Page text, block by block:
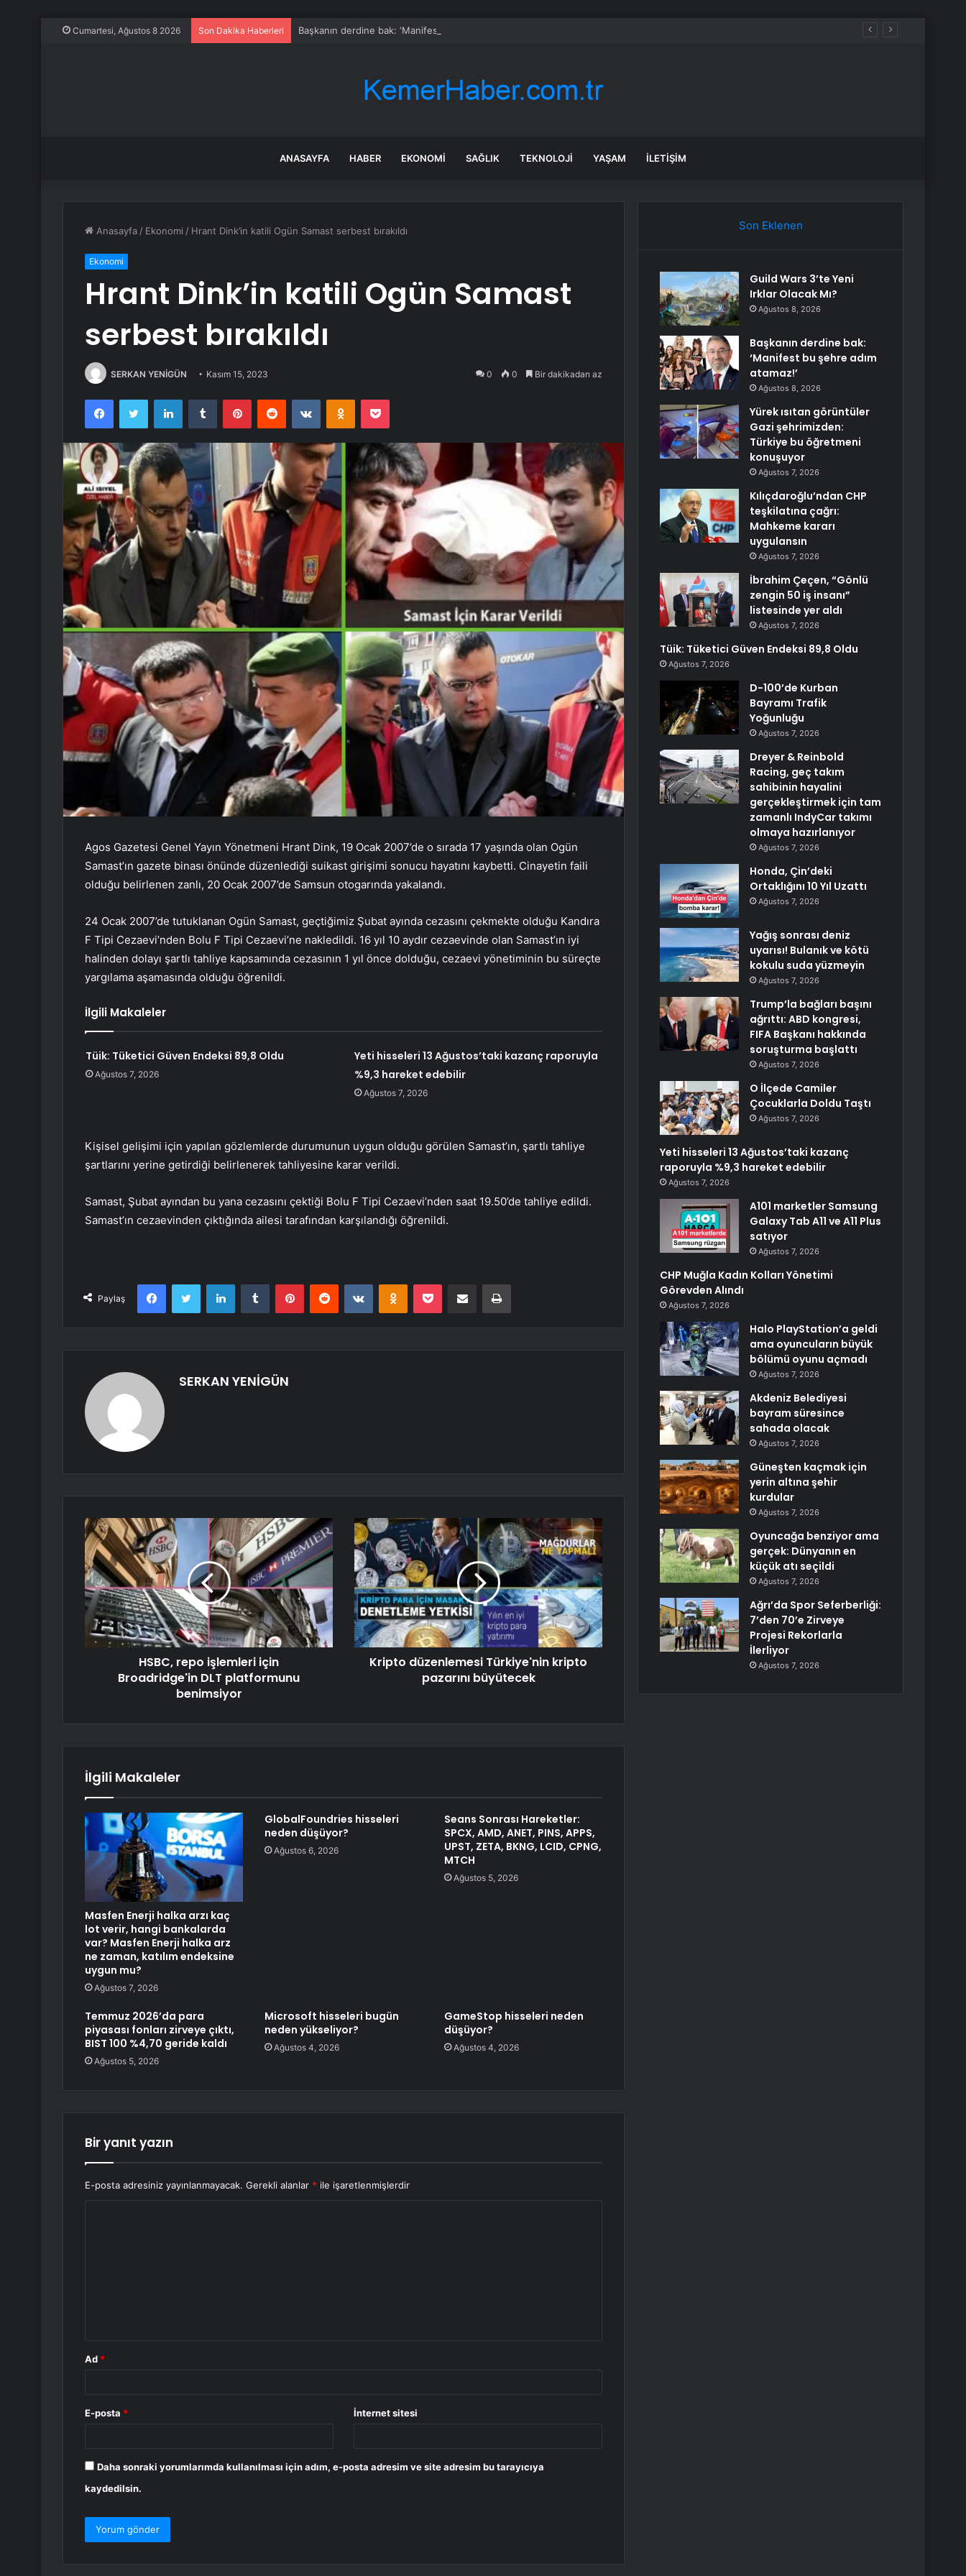
Cumartesi, Ağustos 8 2026 Son Dakika Haberleri Başkanın derdine bak: ‘Manifest bu şehre adım atamaz!’
ANASAYFA HABER EKONOMI SAĞLIK TEKNOLOJI YAŞAM İLETIŞIM
Anasayfa / Ekonomi / Hrant Dink’in katili Ogün Samast serbest bırakıldı
Ekonomi
Hrant Dink’in katili Ogün Samast
serbest bırakıldı
SERKAN YENİGÜN Kasım 15, 2023 0 0 Bir dakikadan az
FacebookTwitter LinkedInTumblr PinterestReddit VKontakteOdnoklassniki
Pocket
Agos Gazetesi Genel Yayın Yönetmeni Hrant Dink, 19 Ocak 2007’de o sırada 17 yaşında olan Ogün
Samast’ın gazete binası önünde düzenlediği suikast girişimi sonucu hayatını kaybetti. Cinayetin faili
olduğu belirlenen zanlı, 20 Ocak 2007’de Samsun otogarında yakalandı.
24 Ocak 2007’de tutuklanan Ogün Samast, geçtiğimiz Şubat ayında cezasını çekmekte olduğu Kandıra
F Tipi Cezaevi’nden Bolu F Tipi Cezaevi’ne nakledildi. 16 yıl 10 aydır cezaevinde olan Samast’ın iyi
halinden dolayı şartlı tahliye kapsamında cezasının 1 yıl önce dolduğu, cezaevi yönetiminin bu süreçte
yargılama aşamasında olduğu öğrenildi.
İlgili Makaleler
Tüik: Tüketici Güven Endeksi 89,8 Oldu
Ağustos 7, 2026
Yeti hisseleri 13 Ağustos’taki kazanç raporuyla
%9,3 hareket edebilir
Ağustos 7, 2026
Kişisel gelişimi için yapılan gözlemlerde durumunun uygun olduğu görülen Samast’ın, şartlı tahliye
şartlarını yerine getirdiği belirlenerek tahliyesine karar verildi.
Samast, Şubat ayından bu yana cezasını çektiği Bolu F Tipi Cezaevi’nden saat 19.50’de tahliye edildi.
Samast’ın cezaevinden çıktığında ailesi tarafından karşılandığı öğrenildi.
Paylaş
FacebookTwitter LinkedInTumblr PinterestReddit VKontakteOdnoklassniki
Pocket E-Posta ile paylaş Yazdır
SERKAN YENİGÜN
HSBC, repo işlemleri için
Broadridge'in DLT platformunu
benimsiyor
Kripto düzenlemesi Türkiye'nin kripto
pazarını büyütecek
İlgili Makaleler
Masfen Enerji halka arzı kaç
lot verir, hangi bankalarda
var? Masfen Enerji halka arz
ne zaman, katılım endeksine
uygun mu?
Ağustos 7, 2026
GlobalFoundries hisseleri
neden düşüyor?
Ağustos 6, 2026
Seans Sonrası Hareketler:
SPCX, AMD, ANET, PINS, APPS,
UPST, ZETA, BKNG, LCID, CPNG,
MTCH
Ağustos 5, 2026
Temmuz 2026’da para
piyasası fonları zirveye çıktı,
BIST 100 %4,70 geride kaldı
Ağustos 5, 2026
Microsoft hisseleri bugün
neden yükseliyor?
Ağustos 4, 2026
GameStop hisseleri neden
düşüyor?
Ağustos 4, 2026
Bir yanıt yazın
E-posta adresiniz yayınlanmayacak. Gerekli alanlar * ile işaretlenmişlerdir
Ad *
E-posta * İnternet sitesi
Daha sonraki yorumlarımda kullanılması için adım, e-posta adresim ve site adresim bu tarayıcıya
kaydedilsin.
Son Eklenen
Guild Wars 3’te Yeni
Irklar Olacak Mı?
Ağustos 8, 2026
Başkanın derdine bak:
‘Manifest bu şehre adım
atamaz!’
Ağustos 8, 2026
Yürek ısıtan görüntüler
Gazi şehrimizden:
Türkiye bu öğretmeni
konuşuyor
Ağustos 7, 2026
Kılıçdaroğlu’ndan CHP
teşkilatına çağrı:
Mahkeme kararı
uygulansın
Ağustos 7, 2026
İbrahim Çeçen, “Gönlü
zengin 50 iş insanı”
listesinde yer aldı
Ağustos 7, 2026
Tüik: Tüketici Güven Endeksi 89,8 Oldu
Ağustos 7, 2026
D-100’de Kurban
Bayramı Trafik
Yoğunluğu
Ağustos 7, 2026
Dreyer & Reinbold
Racing, geç takım
sahibinin hayalini
gerçekleştirmek için tam
zamanlı IndyCar takımı
olmaya hazırlanıyor
Ağustos 7, 2026
Honda, Çin’deki
Ortaklığını 10 Yıl Uzattı
Ağustos 7, 2026
Yağış sonrası deniz
uyarısı! Bulanık ve kötü
kokulu suda yüzmeyin
Ağustos 7, 2026
Trump’la bağları başını
ağrıttı: ABD kongresi,
FIFA Başkanı hakkında
soruşturma başlattı
Ağustos 7, 2026
O İlçede Camiler
Çocuklarla Doldu Taştı
Ağustos 7, 2026
Yeti hisseleri 13 Ağustos’taki kazanç
raporuyla %9,3 hareket edebilir
Ağustos 7, 2026
A101 marketler Samsung
Galaxy Tab A11 ve A11 Plus
satıyor
Ağustos 7, 2026
CHP Muğla Kadın Kolları Yönetimi
Görevden Alındı
Ağustos 7, 2026
Halo PlayStation’a geldi
ama oyuncuların büyük
bölümü oyunu açmadı
Ağustos 7, 2026
Akdeniz Belediyesi
bayram süresince
sahada olacak
Ağustos 7, 2026
Güneşten kaçmak için
yerin altına şehir
kurdular
Ağustos 7, 2026
Oyuncağa benziyor ama
gerçek: Dünyanın en
küçük atı seçildi
Ağustos 7, 2026
Ağrı’da Spor Seferberliği:
7’den 70’e Zirveye
Projesi Rekorlarla
İlerliyor
Ağustos 7, 2026